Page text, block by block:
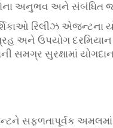
અનુભવ અને સંબંધિત
રિલીઝ
અને ઉપયોગ
સમગ્ર સુરક્ષામાં
સફળતાપૂર્વક અમલમાં